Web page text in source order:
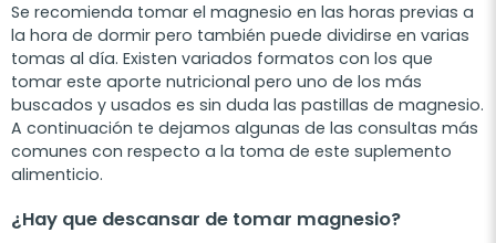
Se recomienda tomar el magnesio en las horas previas a
la hora de dormir pero también puede dividirse en varias
tomas al día. Existen variados formatos con los que
tomar este aporte nutricional pero uno de los más
buscados y usados es sin duda las pastillas de magnesio.
A continuación te dejamos algunas de las consultas más
comunes con respecto a la toma de este suplemento
alimenticio.
¿Hay que descansar de tomar magnesio?